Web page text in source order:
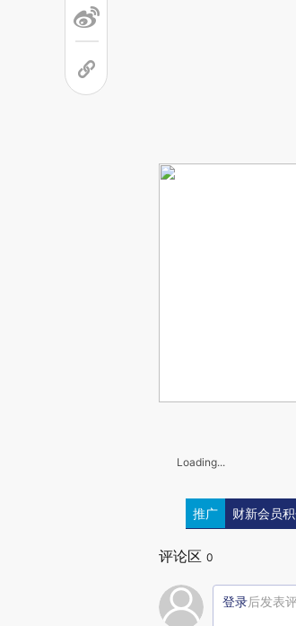
Loading...
推广 财新会员
评论区 0
登录后发表